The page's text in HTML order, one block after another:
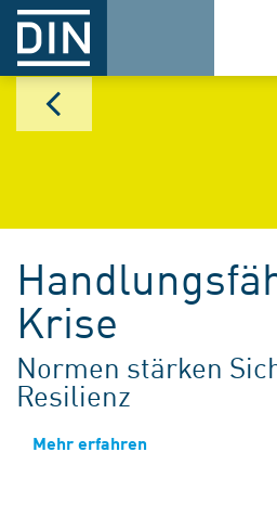
Krise
Normen stärken
Resilienz
Mehr erfahren